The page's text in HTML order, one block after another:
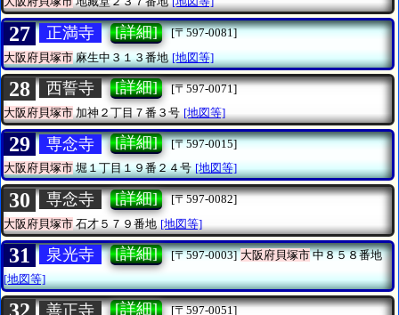
27 正満寺 [詳細]
[〒597-0081]
大阪府貝塚市麻生中３１３番地 [地図等]
28 西誓寺 [詳細]
[〒597-0071]
大阪府貝塚市 加神２丁目７番３号 [地図等]
29 専念寺 [詳細]
[〒597-0015]
大阪府貝塚市堀１丁目１９番２４号 [地図等]
30 専念寺 [詳細]
[〒597-0082]
大阪府貝塚市 石才５７９番地 [地図等]
31 泉光寺 [詳細] [〒597-0003] 大阪府貝塚市中８５８番地
[地図等]
善正寺 [詳細]
[〒597-0051]